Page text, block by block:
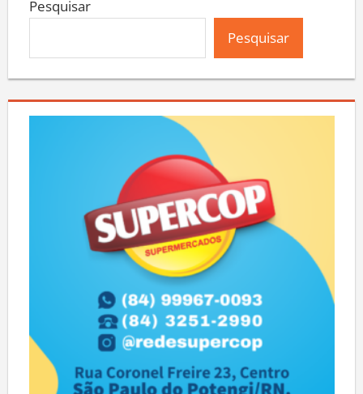
Pesquisar
Pesquisar